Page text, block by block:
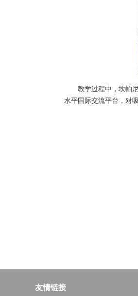
教学过程中，坎帕
水平国际交流平台，对
友情链接